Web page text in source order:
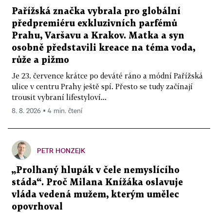
Pařížská značka vybrala pro globální
předpremiéru exkluzivních parfémů
Prahu, Varšavu a Krakov. Matka a syn
osobně představili kreace na téma voda,
růže a pižmo
Je 23. července krátce po deváté ráno a módní Pařížská
ulice v centru Prahy ještě spí. Přesto se tudy začínají
trousit vybraní lifestyloví...
8. 8. 2026 ▪ 4 min. čtení
PETR HONZEJK
„Prolhaný hlupák v čele nemyslícího
stáda“. Proč Milana Knížáka oslavuje
vláda vedená mužem, kterým umělec
opovrhoval